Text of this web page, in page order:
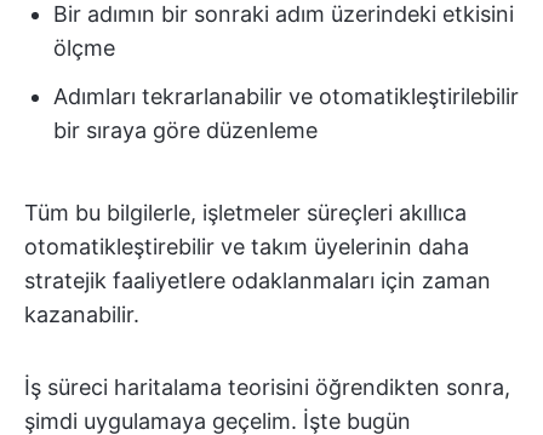
Bir adımın bir sonraki adım üzerindeki etkisini
ölçme
Adımları tekrarlanabilir ve otomatikleştirilebilir
bir sıraya göre düzenleme
Tüm bu bilgilerle, işletmeler süreçleri akıllıca
otomatikleştirebilir ve takım üyelerinin daha
stratejik faaliyetlere odaklanmaları için zaman
kazanabilir.
İş süreci haritalama teorisini öğrendikten sonra,
şimdi uygulamaya geçelim. İşte bugün